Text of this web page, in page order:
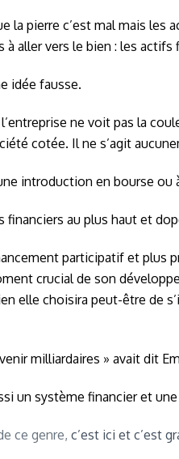
la pierre c’est mal mais les
aller vers le bien : les
idée fausse.
ne voit pas la
cotée. Il ne s’agit
introduction en bourse
financiers au plus haut et
participatif et plus
crucial de son
elle choisira peut-être de
milliardaires » avait dit
un système financier et
ce genre, c’est ici et c’est